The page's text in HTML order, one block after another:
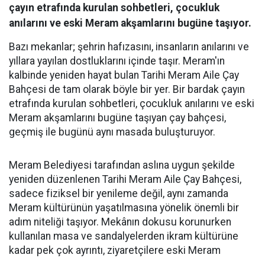
çayın etrafında kurulan sohbetleri, çocukluk
anılarını ve eski Meram akşamlarını bugüne taşıyor.
Bazı mekanlar; şehrin hafızasını, insanların anılarını ve
yıllara yayılan dostluklarını içinde taşır. Meram'ın
kalbinde yeniden hayat bulan Tarihi Meram Aile Çay
Bahçesi de tam olarak böyle bir yer. Bir bardak çayın
etrafında kurulan sohbetleri, çocukluk anılarını ve eski
Meram akşamlarını bugüne taşıyan çay bahçesi,
geçmiş ile bugünü aynı masada buluşturuyor.
Meram Belediyesi tarafından aslına uygun şekilde
yeniden düzenlenen Tarihi Meram Aile Çay Bahçesi,
sadece fiziksel bir yenileme değil, aynı zamanda
Meram kültürünün yaşatılmasına yönelik önemli bir
adım niteliği taşıyor. Mekânın dokusu korunurken
kullanılan masa ve sandalyelerden ikram kültürüne
kadar pek çok ayrıntı, ziyaretçilere eski Meram